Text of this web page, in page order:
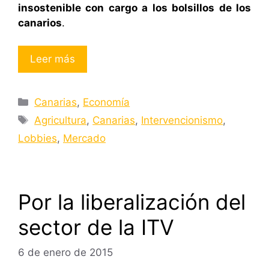
insostenible con cargo a los bolsillos de los
canarios.
Leer más
Categorías
Canarias, Economía
Etiquetas
Agricultura, Canarias, Intervencionismo,
Lobbies, Mercado
Por la liberalización del
sector de la ITV
6 de enero de 2015